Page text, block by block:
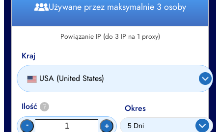
Używane przez maksymalnie 3 osoby
Powiązanie IP (do 3 IP na 1 proxy)
Kraj
USA (United States)
Ilość ?
- +
Okres